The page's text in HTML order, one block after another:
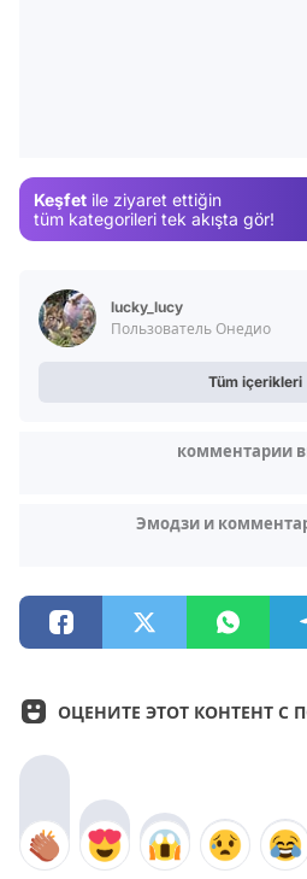
Keşfet ile ziyaret ettiğin
tüm kategorileri tek akışta gör!
lucky_lucy
Пользователь Онедио
Tüm içerikleri
комментарии
Эмодзи и
ОЦЕНИТЕ ЭТОТ КОНТЕНТ